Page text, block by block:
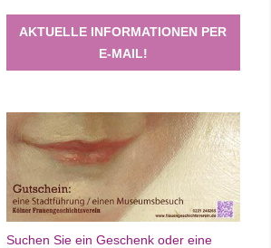
AKTUELLE INFORMATIONEN PER
E-MAIL!
Suchen Sie ein Geschenk oder eine